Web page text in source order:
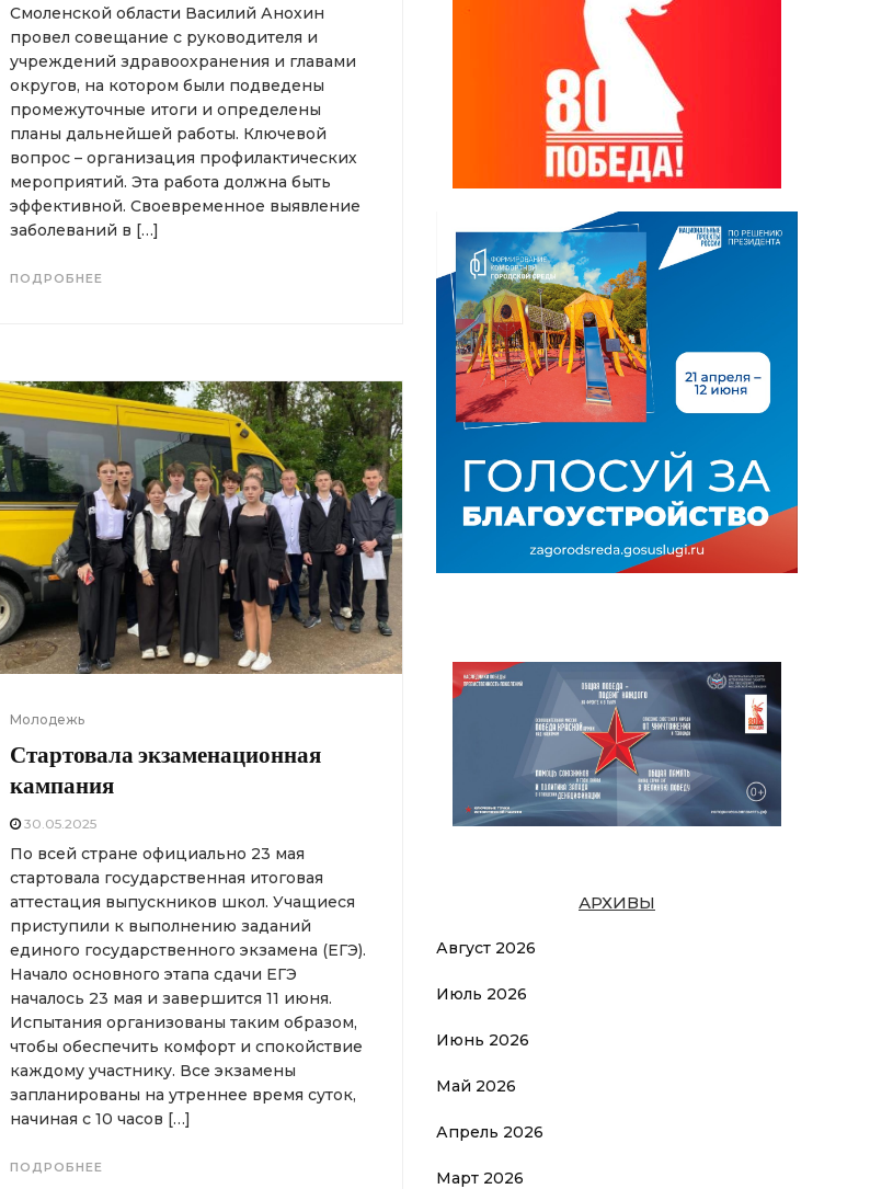
Смоленской области Василий Анохин
провел совещание с руководителя и
учреждений здравоохранения и главами
округов, на котором были подведены
промежуточные итоги и определены
планы дальнейшей работы. Ключевой
вопрос – организация профилактических
мероприятий. Эта работа должна быть
эффективной. Своевременное выявление
заболеваний в […]
ПОДРОБНЕЕ
Молодежь
Стартовала экзаменационная
кампания
30.05.2025
По всей стране официально 23 мая
стартовала государственная итоговая
аттестация выпускников школ. Учащиеся
приступили к выполнению заданий
единого государственного экзамена (ЕГЭ).
Начало основного этапа сдачи ЕГЭ
началось 23 мая и завершится 11 июня.
Испытания организованы таким образом,
чтобы обеспечить комфорт и спокойствие
каждому участнику. Все экзамены
запланированы на утреннее время суток,
начиная с 10 часов […]
ПОДРОБНЕЕ
АРХИВЫ
Август 2026
Июль 2026
Июнь 2026
Май 2026
Апрель 2026
Март 2026